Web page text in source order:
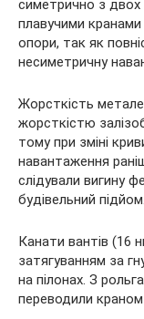
симетрично з
плавучими кранами
опори, так як
несиметричну
Жорсткість
жорсткістю
тому при зміні
навантаження
слідували вигину
будівельний підйом.
Канати вантів (16
затягуванням за
на пілонах. З
переводили